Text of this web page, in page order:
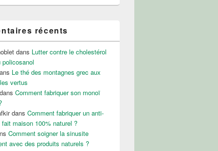
récents
dans Lutter contre le cholestérol
policosanol
Le thé des montagnes grec aux
vertus
dans Comment fabriquer son monoï
dans Comment fabriquer un anti-
maison 100% naturel ?
Comment soigner la sinusite
avec des produits naturels ?